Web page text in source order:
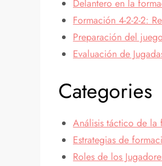
Delantero en la
Formación 4-2-2-2:
Preparación del
Evaluación de
Categories
Análisis táctico de la
Estrategias de
Roles de los